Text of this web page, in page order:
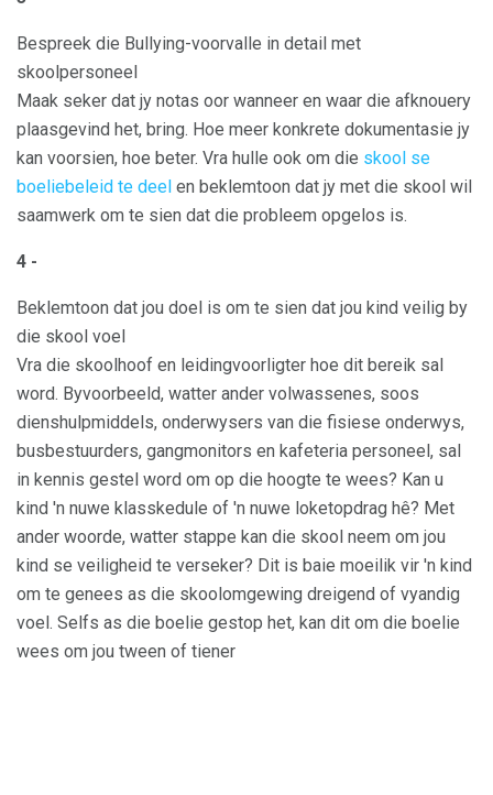
Bespreek die Bullying-voorvalle in detail met
skoolpersoneel
Maak seker dat jy notas oor wanneer en waar die afknouery
plaasgevind het, bring. Hoe meer konkrete dokumentasie jy
kan voorsien, hoe beter. Vra hulle ook om die skool se
boeliebeleid te deel en beklemtoon dat jy met die skool wil
saamwerk om te sien dat die probleem opgelos is.
4 -
Beklemtoon dat jou doel is om te sien dat jou kind veilig by
die skool voel
Vra die skoolhoof en leidingvoorligter hoe dit bereik sal
word. Byvoorbeeld, watter ander volwassenes, soos
dienshulpmiddels, onderwysers van die fisiese onderwys,
busbestuurders, gangmonitors en kafeteria personeel, sal
in kennis gestel word om op die hoogte te wees? Kan u
kind 'n nuwe klasskedule of 'n nuwe loketopdrag hê? Met
ander woorde, watter stappe kan die skool neem om jou
kind se veiligheid te verseker? Dit is baie moeilik vir 'n kind
om te genees as die skoolomgewing dreigend of vyandig
voel. Selfs as die boelie gestop het, kan dit om die boelie
wees om jou tween of tiener